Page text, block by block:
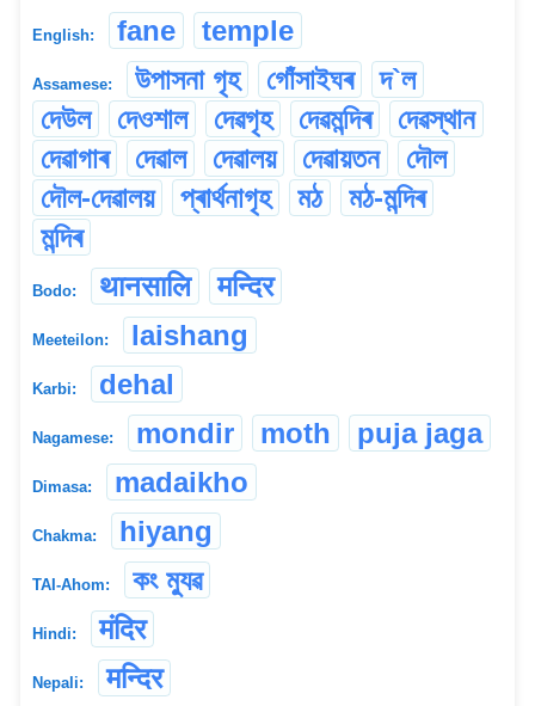
English: fane temple
Assamese: উপাসনা গৃহ গোঁসাইঘৰ
দ`ল
দেউল
দেওশাল দেৱগৃহ দেৱমন্দিৰ
দেৱস্থান
দেৱাগাৰ
দেৱাল দেৱালয় দেৱায়তন
দৌল
দৌল-দেৱালয়
প্ৰাৰ্থনাগৃহ মঠ
মঠ-মন্দিৰ
মন্দিৰ
Bodo: थानसालि मन्दिर
Meeteilon: laishang
Karbi: dehal
Nagamese: mondir moth puja jaga
Dimasa: madaikho
Chakma: hiyang
TAI-Ahom: কং ম্যুৱ
Hindi: मंदिर
Nepali: मन्दिर